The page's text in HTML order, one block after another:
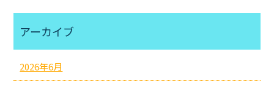
アーカイブ
2026年6月